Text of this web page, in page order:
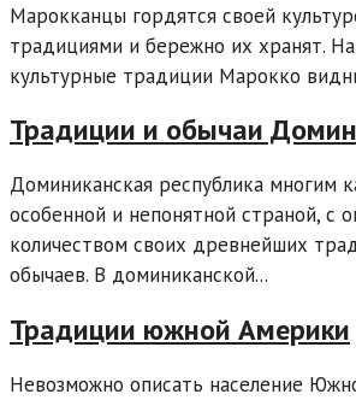
Марокканцы гордятся своей
традициями и бережно их хранят.
культурные традиции Марокко
Традиции и обычаи
Доминиканская республика многим
особенной и непонятной страной, с
количеством своих древнейших
обычаев. В доминиканской...
Традиции южной Америки
Невозможно описать население